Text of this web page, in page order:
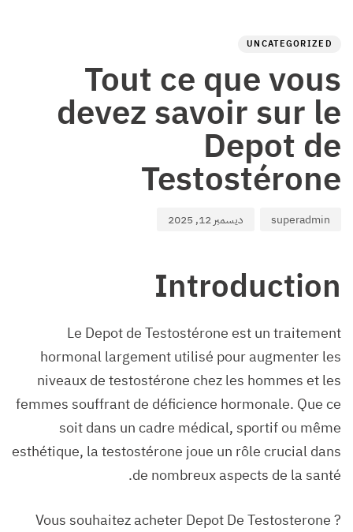
UNCATEGORIZED
Tout ce que vous
devez savoir sur le
Depot de
Testostérone
superadmin ديسمبر 12, 2025
Introduction
Le Depot de Testostérone est un traitement
hormonal largement utilisé pour augmenter les
niveaux de testostérone chez les hommes et les
femmes souffrant de déficience hormonale. Que ce
soit dans un cadre médical, sportif ou même
esthétique, la testostérone joue un rôle crucial dans
de nombreux aspects de la santé.
Vous souhaitez acheter Depot De Testosterone ?